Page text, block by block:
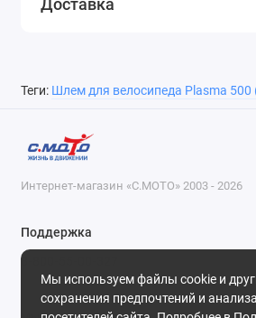
Доставка
Теги: Шлем для велосипеда Plasma 500
Мы используем файлы cookie и
сохранения предпочтений и
Интернет-магазин «С.МОТО» 2003 - 2026
Поддержка
8-800-55-00-327
Будни, с 09-30 до 18-30